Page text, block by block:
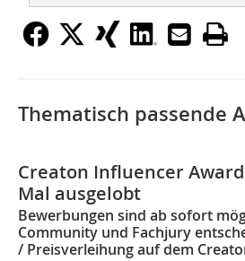
Thematisch passende
Creaton Influencer
Mal ausgelobt
Bewerbungen sind ab sofort
Community und Fachjury
/ Preisverleihung auf dem